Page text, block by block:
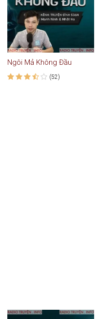
Ngôi Mả Không Đầu
(52)